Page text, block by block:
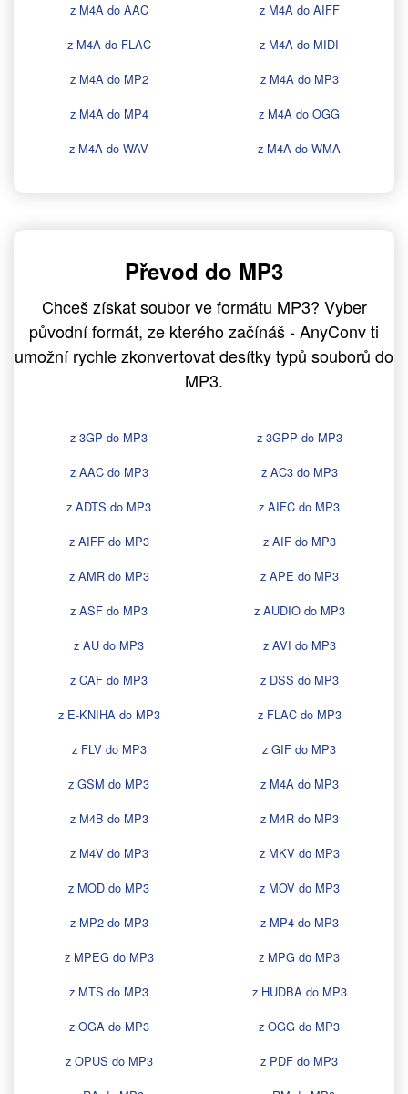
z M4A do AAC
z M4A do AIFF
z M4A do FLAC
z M4A do MIDI
z M4A do MP2
z M4A do MP3
z M4A do MP4
z M4A do OGG
z M4A do WAV
z M4A do WMA
Převod do MP3
Chceš získat soubor ve formátu MP3? Vyber
původní formát, ze kterého začínáš - AnyConv ti
umožní rychle zkonvertovat desítky typů souborů do
MP3.
z 3GP do MP3
z 3GPP do MP3
z AAC do MP3
z AC3 do MP3
z ADTS do MP3
z AIFC do MP3
z AIFF do MP3
z AIF do MP3
z AMR do MP3
z APE do MP3
z ASF do MP3
z AUDIO do MP3
z AU do MP3
z AVI do MP3
z CAF do MP3
z DSS do MP3
z E-KNIHA do MP3
z FLAC do MP3
z FLV do MP3
z GIF do MP3
z GSM do MP3
z M4A do MP3
z M4B do MP3
z M4R do MP3
z M4V do MP3
z MKV do MP3
z MOD do MP3
z MOV do MP3
z MP2 do MP3
z MP4 do MP3
z MPEG do MP3
z MPG do MP3
z MTS do MP3
z HUDBA do MP3
z OGA do MP3
z OGG do MP3
z OPUS do MP3
z PDF do MP3